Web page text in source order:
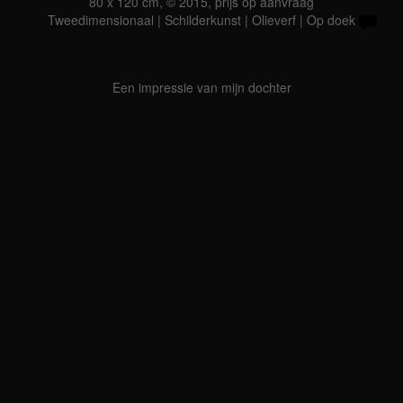
Tweedimensionaal | Schilderkunst | Olieverf | Op doek
Een impressie van mijn dochter